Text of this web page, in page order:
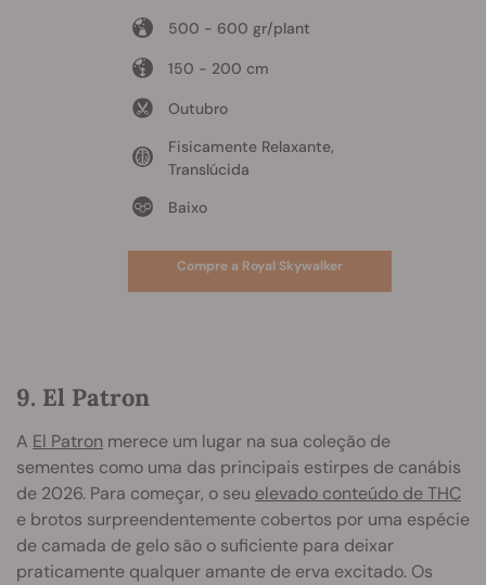
500 - 600 gr/plant
150 - 200 cm
Outubro
Fisicamente Relaxante,
Translúcida
Baixo
Compre a Royal Skywalker
9. El Patron
A El Patron merece um lugar na sua coleção de
sementes como uma das principais estirpes de canábis
de 2026. Para começar, o seu elevado conteúdo de THC
e brotos surpreendentemente cobertos por uma espécie
de camada de gelo são o suficiente para deixar
praticamente qualquer amante de erva excitado. Os